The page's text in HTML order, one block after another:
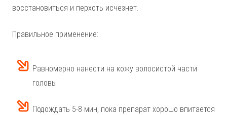
восстановиться и перхоть исчезнет.
Правильное применение:
Равномерно нанести на кожу волосистой части
головы
Подождать 5-8 мин, пока препарат хорошо впитается